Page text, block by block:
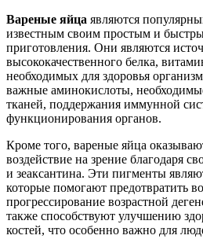
Вареные яйца являются
известным своим простым и
приготовления. Они являются
высококачественного белка,
необходимых для здоровья
важные аминокислоты,
тканей, поддержания иммунной
функционирования органов.
Кроме того, вареные яйца
воздействие на зрение благодаря
и зеаксантина. Эти пигменты
которые помогают предотвратить
прогрессирование возрастной
также способствуют улучшению
костей, что особенно важно для